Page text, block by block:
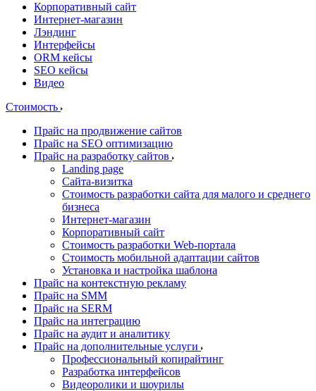
Корпоративный сайт
Интернет-магазин
Лэндинг
Интерфейсы
ORM кейсы
SEO кейсы
Видео
Стоимость
Прайс на продвижение сайтов
Прайс на SEO оптимизацию
Прайс на разработку сайтов
Landing page
Cайта-визитка
Стоимость разработки сайта для малого и среднего
бизнеса
Интернет-магазин
Корпоративный сайт
Стоимость разработки Web-портала
Стоимость мобильной адаптации сайтов
Установка и настройка шаблона
Прайс на контекстную рекламу
Прайс на SMM
Прайс на SERM
Прайс на интеграцию
Прайс на аудит и аналитику
Прайс на дополнительные услуги
Профессиональный копирайтинг
Разработка интерфейсов
Видеоролики и шоурилы